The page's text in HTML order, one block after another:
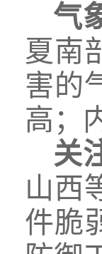
气
夏南
害的
高；
关
山西
件脆